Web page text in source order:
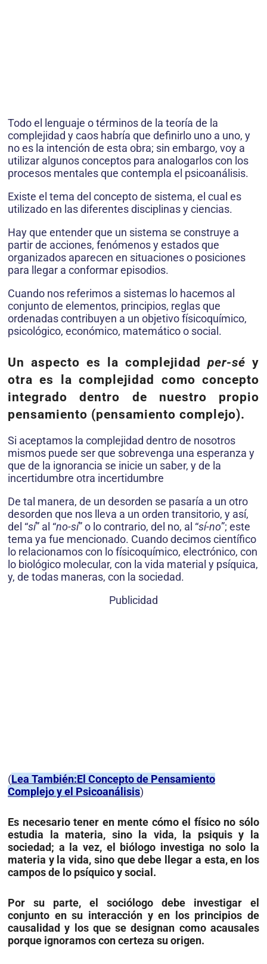
Todo el lenguaje o términos de la teoría de la
complejidad y caos habría que definirlo uno a uno, y
no es la intención de esta obra; sin embargo, voy a
utilizar algunos conceptos para analogarlos con los
procesos mentales que contempla el psicoanálisis.
Existe el tema del concepto de sistema, el cual es
utilizado en las diferentes disciplinas y ciencias.
Hay que entender que un sistema se construye a
partir de acciones, fenómenos y estados que
organizados aparecen en situaciones o posiciones
para llegar a conformar epi­sodios.
Cuando nos referimos a sistemas lo hacemos al
conjunto de elementos, principios, reglas que
ordenadas contribuyen a un objetivo físicoquímico,
psicológico, económico, ma­temático o social.
Un aspecto es la complejidad per-sé y
otra es lacomplejidad como concepto
integradodentro de nuestro propio
pensamiento (pensamiento complejo).
Si aceptamos la comple­jidad dentro de nosotros
mismos puede ser que sobrevenga una esperanza y
que de la ignorancia se inicie un saber, y de la
incertidumbre otra incertidumbre
De tal manera, de un desorden se pasaría a un otro
desorden que nos lleva a un orden transitorio, y así,
del “sí” al “no-sí” o lo contrario, del no, al “sí-no”; este
tema ya fue mencionado. Cuando decimos científico
lo relacionamos con lo físicoquímico, electrónico, con
lo biológico molecular, con la vida material y psíquica,
y, de todas maneras, con la sociedad.
Publicidad
(Lea También:El Concepto de Pensamiento
Complejo y el Psicoanálisis)
Es necesario tener en mente cómo el físico no sólo
estudia la materia, sino la vida, la psiquis y la
sociedad; a la vez, el biólogo investiga no solo la
materia y la vida, sino que debe llegar a esta, en los
campos de lo psíquico y social.
Por su parte, el sociólogo debe in­vestigar el
conjunto en su interacción y en los principios de
causalidad y los que se designan como acausales
porque ignoramos con certeza su origen.